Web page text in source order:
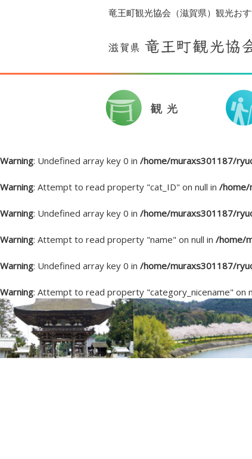
竜王町観光協会（滋賀県）観光お
Warning: Undefined array key 0 in /home/muraxs301187/
Warning: Attempt to read property "cat_ID" on null in /home/
Warning: Undefined array key 0 in /home/muraxs301187/
Warning: Attempt to read property "name" on null in /home/
Warning: Undefined array key 0 in /home/muraxs301187/
Warning: Attempt to read property "category_nicename" on